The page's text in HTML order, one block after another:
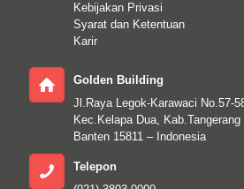
Kebijakan Privasi
Syarat dan Ketentuan
Karir
Golden Building
Jl.Raya Legok-Karawaci No.57-
Kec.Kelapa Dua, Kab.Tangerang
Banten 15811 – Indonesia
Telepon